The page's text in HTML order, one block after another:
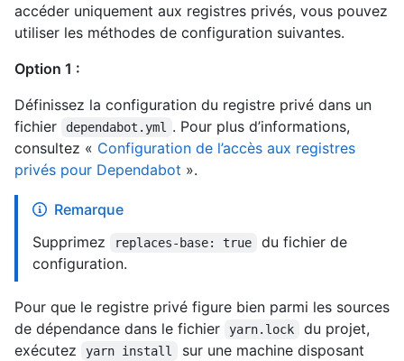
accéder uniquement aux registres privés, vous pouvez
utiliser les méthodes de configuration suivantes.
Option 1 :
Définissez la configuration du registre privé dans un
fichier
dependabot.yml
. Pour plus d’informations,
consultez « Configuration de l’accès aux registres
privés pour Dependabot ».
Remarque
Supprimez
replaces-base: true
du fichier de
configuration.
Pour que le registre privé figure bien parmi les sources
de dépendance dans le fichier
yarn.lock
du projet,
exécutez
yarn install
sur une machine disposant